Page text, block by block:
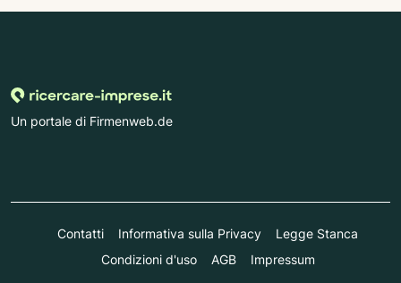
Un portale di Firmenweb.de
Contatti Informativa sulla Privacy
Legge Stanca
Condizioni d'uso
AGB Impressum